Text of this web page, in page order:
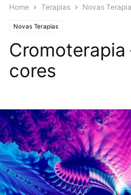
Home Terapias Novas
Novas Terapias
Cromoterapia
cores